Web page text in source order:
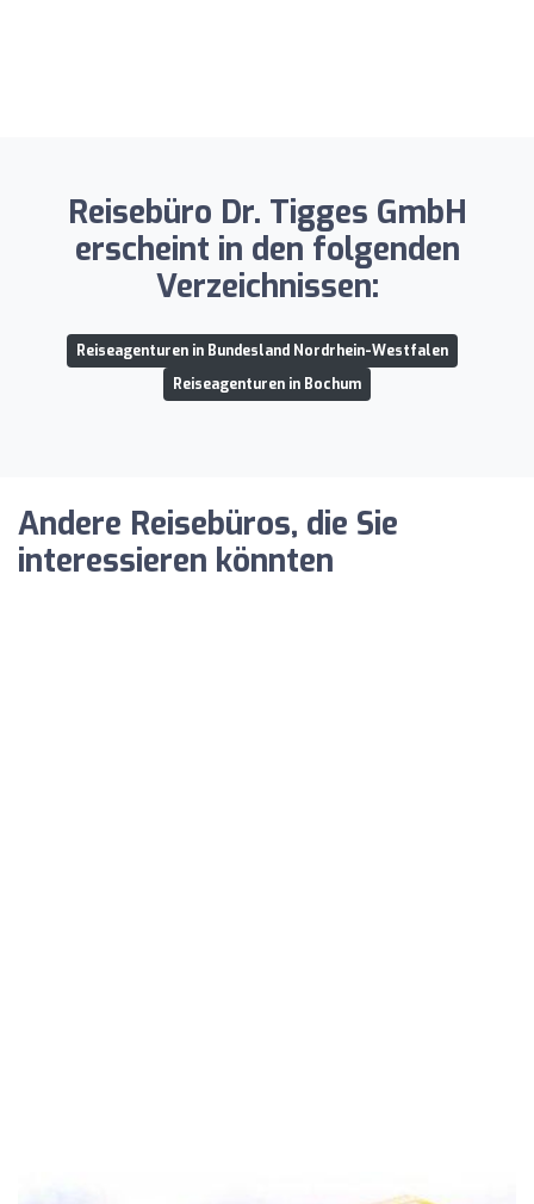
Reisebüro Dr. Tigges GmbH
erscheint in den folgenden
Verzeichnissen:
Reiseagenturen in Bundesland Nordrhein-Westfalen
Reiseagenturen in Bochum
Andere Reisebüros, die Sie
interessieren könnten